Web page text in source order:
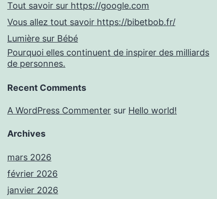
Tout savoir sur https://google.com
Vous allez tout savoir https://bibetbob.fr/
Lumière sur Bébé
Pourquoi elles continuent de inspirer des milliards
de personnes.
Recent Comments
A WordPress Commenter sur Hello world!
Archives
mars 2026
février 2026
janvier 2026